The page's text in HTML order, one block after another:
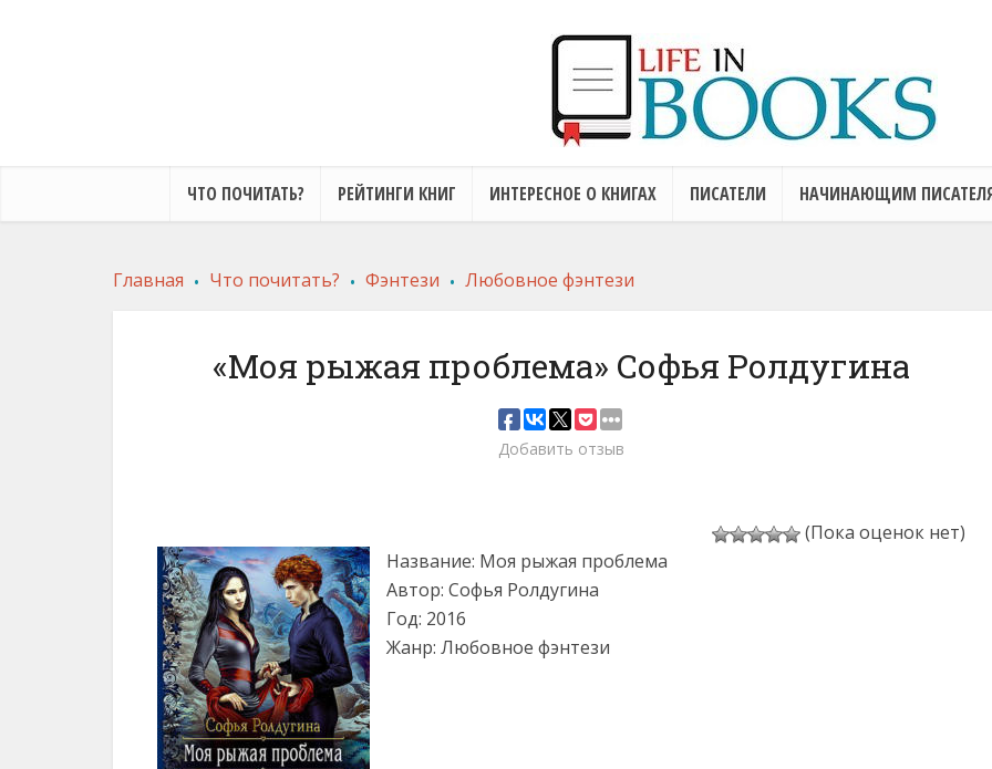
ЧТО ПОЧИТАТЬ? РЕЙТИНГИ КНИГ ИНТЕРЕСНОЕ О КНИГАХ ПИСАТЕЛИ НАЧИНАЮЩИМ
Главная . Что почитать? . Фэнтези . Любовное фэнтези
«Моя рыжая проблема» Софья Ролдугина
Добавить отзыв
(Пока оценок нет)
Название: Моя рыжая проблема
Автор: Софья Ролдугина
Год: 2016
Жанр: Любовное фэнтези